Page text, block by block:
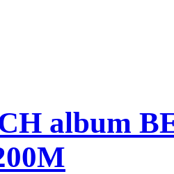
album